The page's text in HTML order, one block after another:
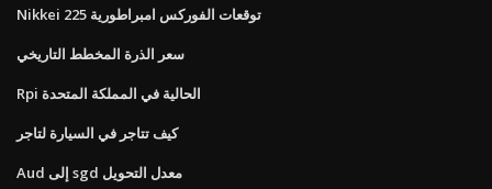
Nikkei 225 توقعات الفوركس امبراطورية
سعر الذرة المخطط التاريخي
Rpi الحالية في المملكة المتحدة
كيف تتاجر في السيارة لتاجر
Aud إلى sgd معدل التحويل